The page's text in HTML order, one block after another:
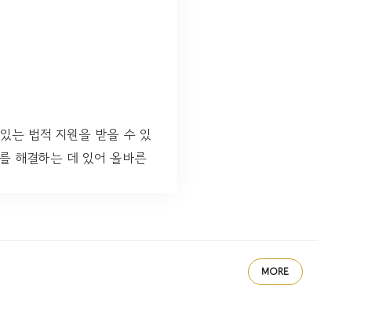
는 법적 지원을 받을 수 있
해결하는 데 있어 올바른
MORE